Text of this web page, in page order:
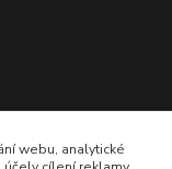
webu, analytické